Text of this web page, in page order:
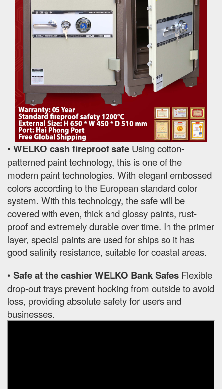
• WELKO cash fireproof safe Using cotton-
patterned paint technology, this is one of the
modern paint technologies. With elegant embossed
colors according to the European standard color
system. With this technology, the safe will be
covered with even, thick and glossy paints, rust-
proof and extremely durable over time. In the primer
layer, special paints are used for ships so it has
good salinity resistance, suitable for coastal areas.
• Safe at the cashier WELKO Bank Safes Flexible
drop-out trays prevent hooking from outside to avoid
loss, providing absolute safety for users and
businesses.